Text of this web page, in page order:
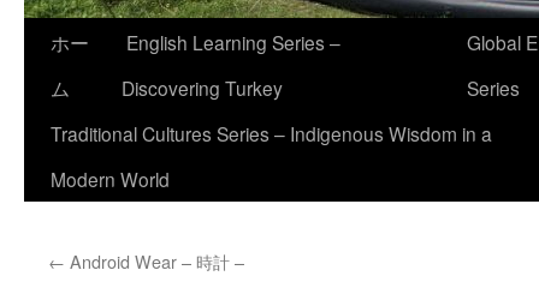
ホー
ム
English Learning Series –
Discovering Turkey
Global
Series
Traditional Cultures Series – Indigenous Wisdom in a
Modern World
← Android Wear – 時計 –